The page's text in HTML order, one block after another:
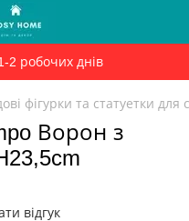
2 робочих днів
фігурки та статуетки для
Ворон з
відгук